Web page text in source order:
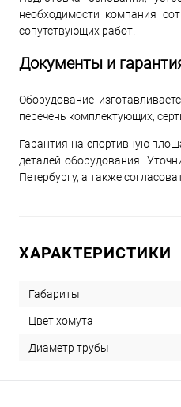
необходимости компания
сопутствующих работ.
Документы и
Оборудование
перечень комплектующих,
Гарантия на спортивную
деталей оборудования.
Петербургу, а также
ХАРАКТЕРИСТИКИ
Габариты
Цвет хомута
Диаметр трубы